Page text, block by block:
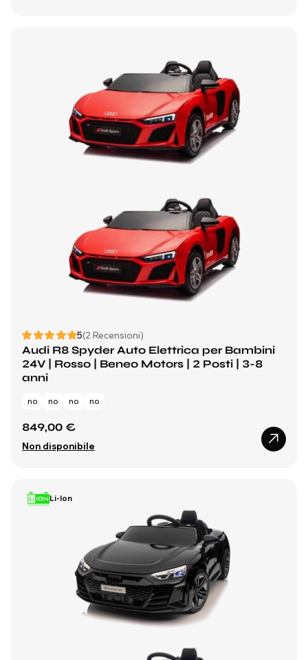
5(2 Recensioni)
Audi R8 Spyder Auto Elettrica per Bambini
24V | Rosso | Beneo Motors | 2 Posti | 3-8
anni
no no no no
849,00 €
Non disponibile
Li-Ion